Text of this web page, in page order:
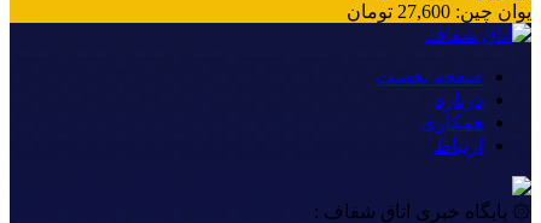
یوان چین:
27,600 تومان
صفحه نخست
درباره
همکاری
ارتباط
۞ پایگاه خبری اتاق شفاف :